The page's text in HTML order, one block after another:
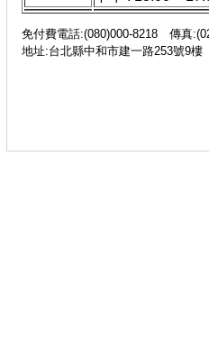
免付費電話:(080)000-8218 傳真
地址:台北縣中和市建一路253號9